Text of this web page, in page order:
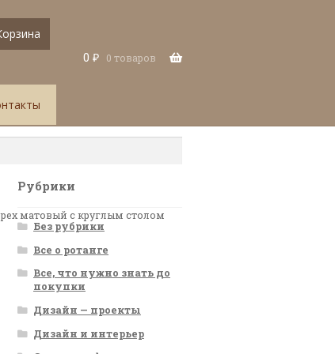
0 ₽ 0 товаров
матовый с круглым столом
Рубрики
Без рубрики
Все о ротанге
Все, что нужно знать до
покупки
Дизайн — проекты
Дизайн и интерьер